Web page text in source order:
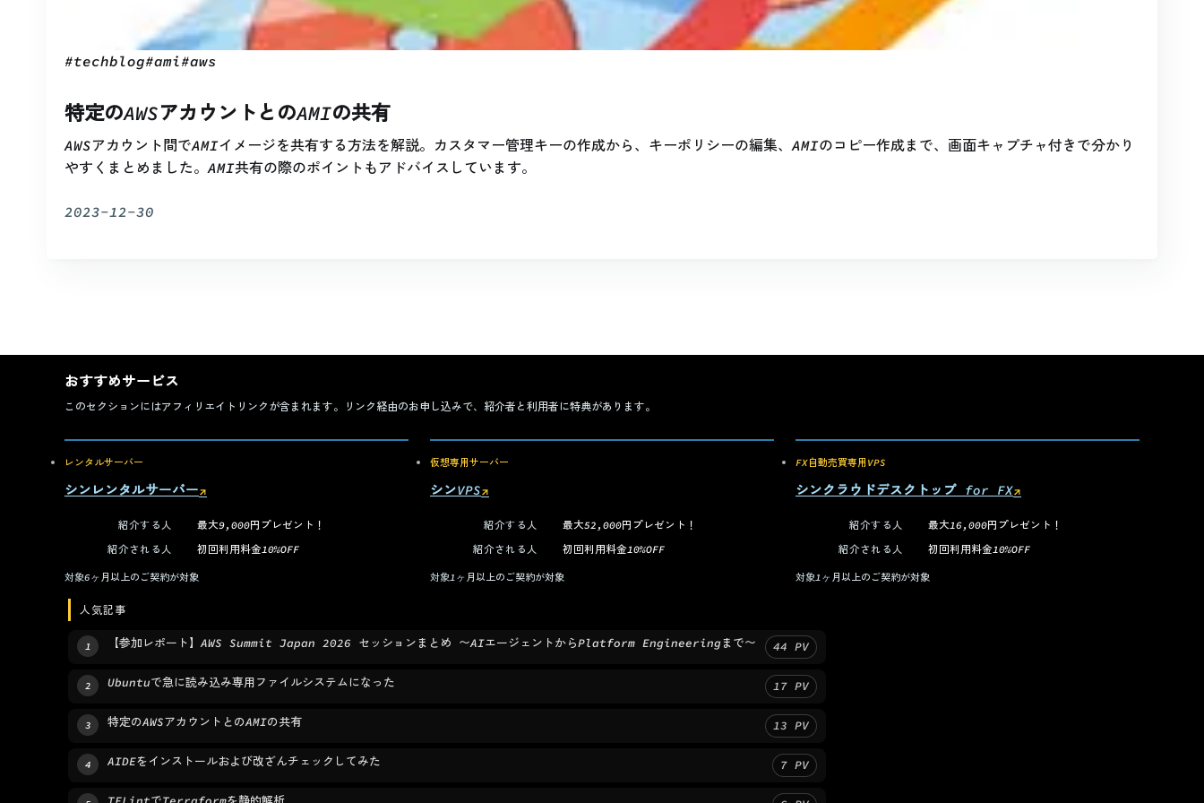
#techblog#ami#aws
特定のAWSアカウントとのAMIの共有
AWSアカウント間でAMIイメージを共有する方法を解説。カスタマー管理キーの作成から、キーポリシーの編集、AMIのコピー作成まで、画面キャプチャ付きで分かり
やすくまとめました。AMI共有の際のポイントもアドバイスしています。
2023-12-30
おすすめサービス
このセクションにはアフィリエイトリンクが含まれます。リンク経由のお申し込みで、紹介者と利用者に特典があります。
レンタルサーバー
シンレンタルサーバー↗
（新しいタブで開く）
紹介する人
最大9,000円プレゼント！
紹介される人
初回利用料金10%OFF
対象6ヶ月以上のご契約が対象
仮想専用サーバー
シンVPS↗
（新しいタブで開く）
紹介する人
最大52,000円プレゼント！
紹介される人
初回利用料金10%OFF
対象 1ヶ月以上のご契約が対象
FX自動売買専用VPS
シンクラウドデスクトップ for FX↗
（新しいタブで開く）
紹介する人
最大16,000円プレゼント！
紹介される人
初回利用料金10%OFF
対象 1ヶ月以上のご契約が対象
人気記事
1 【参加レポート】AWS Summit Japan 2026 セッションまとめ 〜AIエージェントからPlatform Engineeringまで〜 44 PV
2 Ubuntuで急に読み込み専用ファイルシステムになった 17 PV
3 特定のAWSアカウントとのAMIの共有 13 PV
4 AIDEをインストールおよび改ざんチェックしてみた 7 PV